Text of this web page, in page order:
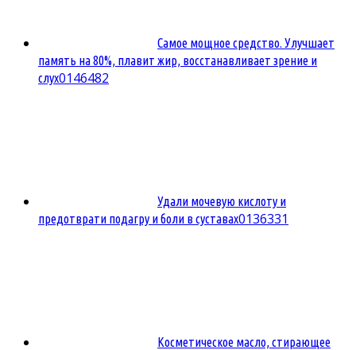
Самое мощное средство. Улучшает
память на 80%, плавит жир, восстанавливает зрение и
слух0146482
Удали мочевую кислоту и
предотврати подагру и боли в суставах0136331
Косметическое масло, стирающее